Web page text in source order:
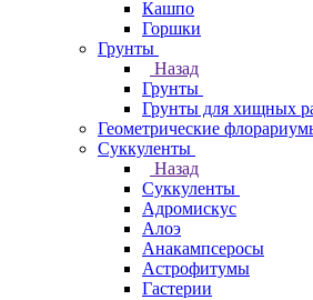
Кашпо
Горшки
Грунты
Назад
Грунты
Грунты для хищных
Геометрические
Суккуленты
Назад
Суккуленты
Адромискус
Алоэ
Анакампсеросы
Астрофитумы
Гастерии